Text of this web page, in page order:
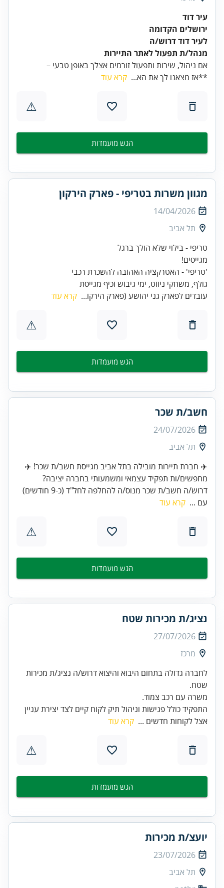
עיר דוד
ירושלים הקדומה
לעיר דוד דרוש/ה
מנהל/ת תפעול לאתר התיירות
אם ניהול, שירות ותפעול זורמים אצלך באופן טבעי –
**אז מצאנו לך את הא... קרא עוד
⚠
הגש מועמדות
מגוון משרות בטריפי - פארק הירקון
14/04/2026
תל אביב
גולף, משחקי ניווט, ימי גיבוש וכיף מגייסת
עובדים לפארק גני יהושע (פארק הירקו... קרא עוד
⚠
הגש מועמדות
חשב/ת שכר
24/07/2026
תל אביב
✈️ חברת תיירות מובילה בתל אביב מגייסת חשב/ת שכר! ✈️
מחפשים/ות תפקיד עצמאי ומשמעותי בחברה יציבה?
דרוש/ה חשב/ת שכר מנוס/ה להחלפה לחל"ד (כ-9 חודשים)
עם ... קרא עוד
⚠
הגש מועמדות
נציג/ת מכירות שטח
27/07/2026
מרכז
לחברה גדולה בתחום היבוא והיצוא דרוש/ה נציג/ת מכירות
שטח.
משרה עם רכב צמוד.
התפקיד כולל פגישות וניהול תיק לקוח קיים לצד יצירת עניין
אצל לקוחות חדשים ... קרא עוד
⚠
הגש מועמדות
יועצ/ת מכירות
23/07/2026
תל אביב